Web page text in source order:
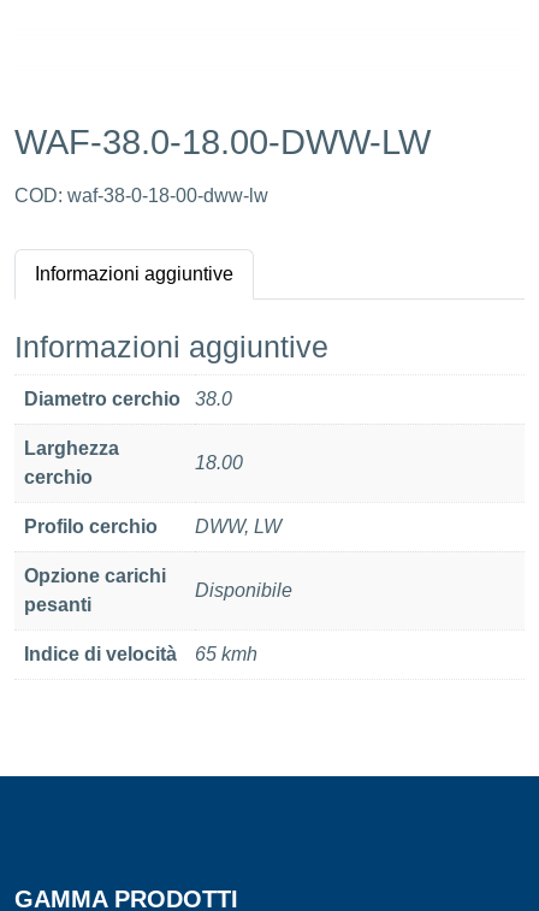
WAF-38.0-18.00-DWW-LW
COD: waf-38-0-18-00-dww-lw
Informazioni aggiuntive
Informazioni aggiuntive
Diametro cerchio 38.0
Larghezza
cerchio
18.00
Profilo cerchio DWW, LW
Opzione carichi
pesanti
Disponibile
Indice di velocità 65 kmh
GAMMA PRODOTTI